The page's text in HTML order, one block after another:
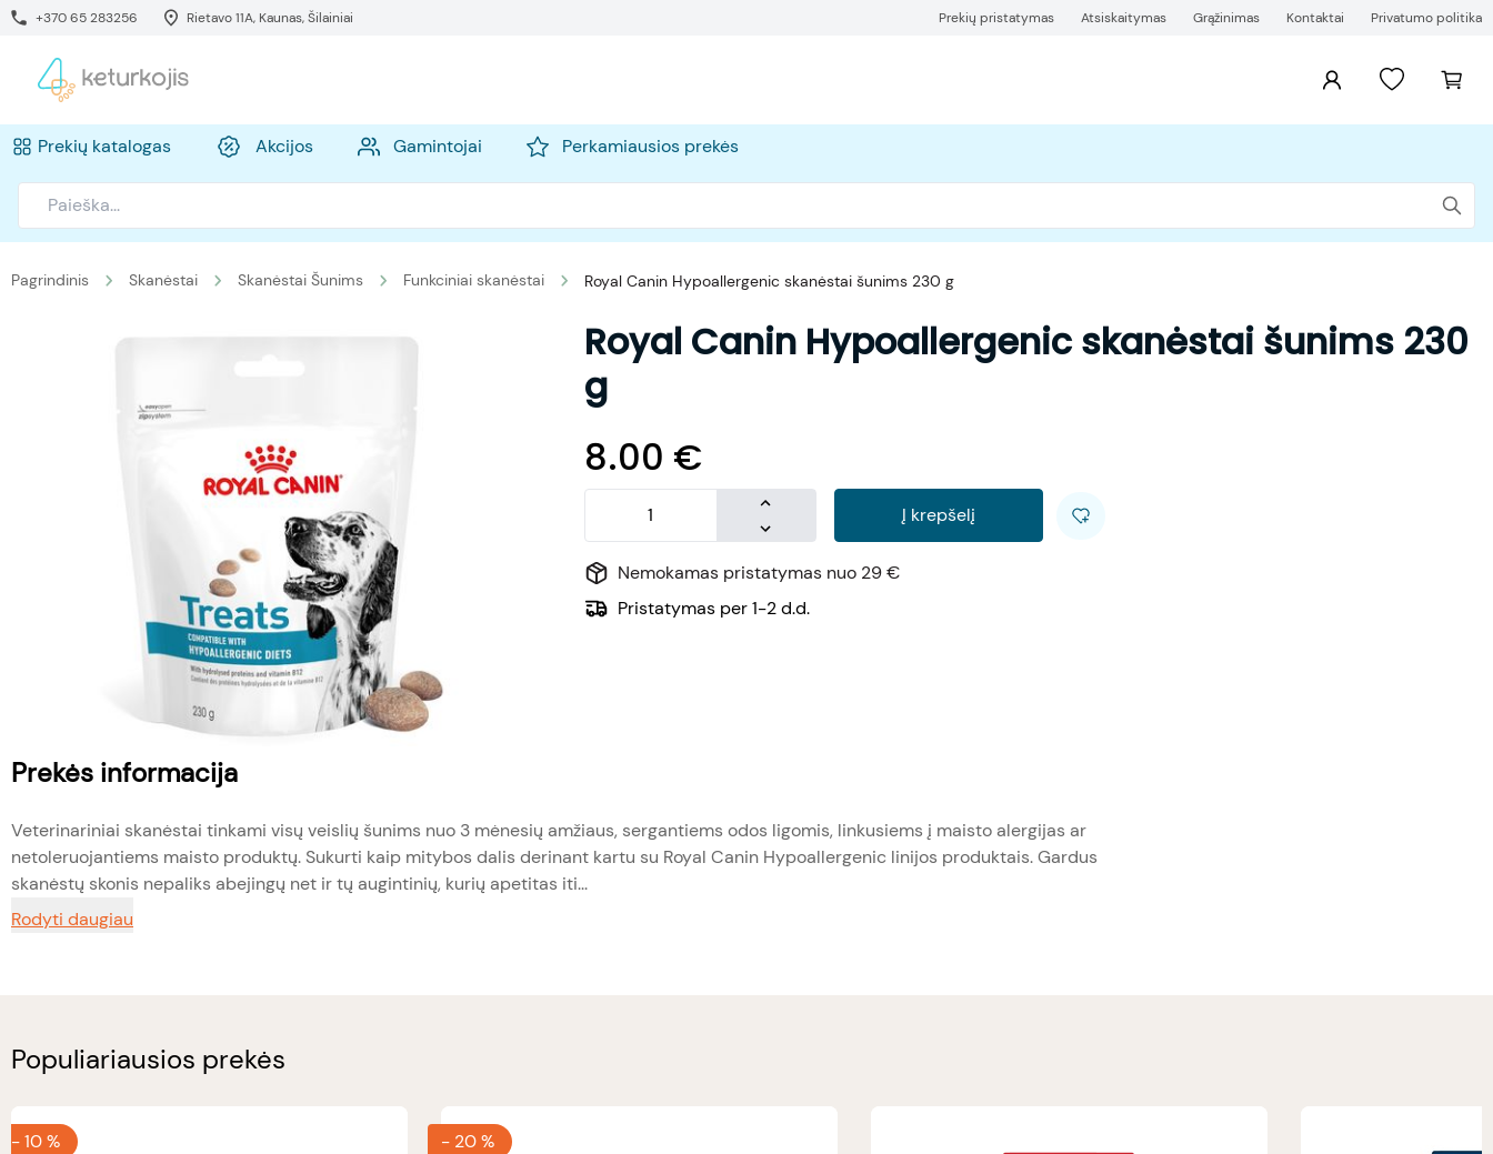
+370 65 283256 Rietavo 11A, Kaunas, Šilainiai Prekių pristatymas Atsiskaitymas Grąžinimas Kontaktai Privatumo politika
Prekių katalogas Akcijos Gamintojai Perkamiausios prekės
Pagrindinis Skanėstai Skanėstai Šunims Funkciniai skanėstai Royal Canin Hypoallergenic skanėstai šunims 230 g
Royal Canin Hypoallergenic skanėstai šunims 230
g
8.00 €
Į krepšelį
Nemokamas pristatymas nuo 29 €
Pristatymas per 1-2 d.d.
Prekės informacija
Veterinariniai skanėstai tinkami visų veislių šunims nuo 3 mėnesių amžiaus, sergantiems odos ligomis, linkusiems į maisto alergijas ar
netoleruojantiems maisto produktų. Sukurti kaip mitybos dalis derinant kartu su Royal Canin Hypoallergenic linijos produktais. Gardus
skanėstų skonis nepaliks abejingų net ir tų augintinių, kurių apetitas iti...
Rodyti daugiau
Populiariausios prekės
-10 % - 20 %